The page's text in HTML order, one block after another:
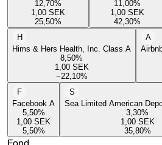
12,70%
1,00 SEK
25,50%
11,00%
1,00 SEK
42,30%
H
Hims & Hers Health, Inc. Class A
8,50%
1,00 SEK
−22,10%
A
F
Facebook A
5,50%
1,00 SEK
5,50%
S
Sea Limited American
3,30%
1,00 SEK
35,80%